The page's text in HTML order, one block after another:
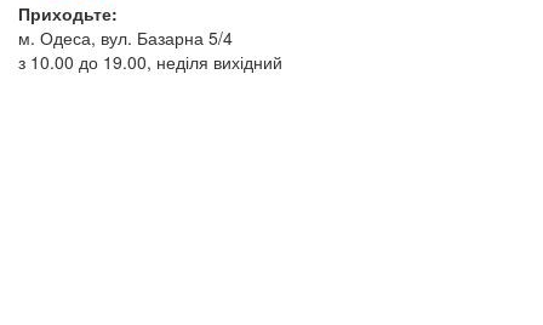
Приходьте:
м. Одеса, вул. Базарна 5/4
з 10.00 до 19.00, неділя вихідний